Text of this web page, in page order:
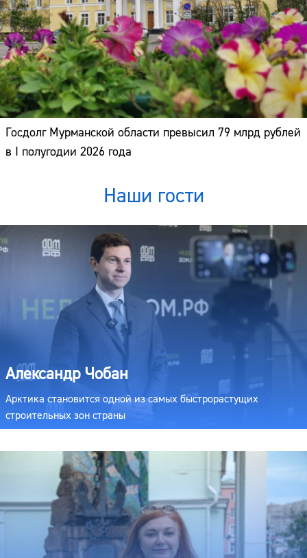
Госдолг Мурманской области превысил 79 млрд рублей
в I полугодии 2026 года
Наши гости
Александр Чобан
Арктика становится одной из самых быстрорастущих
строительных зон страны